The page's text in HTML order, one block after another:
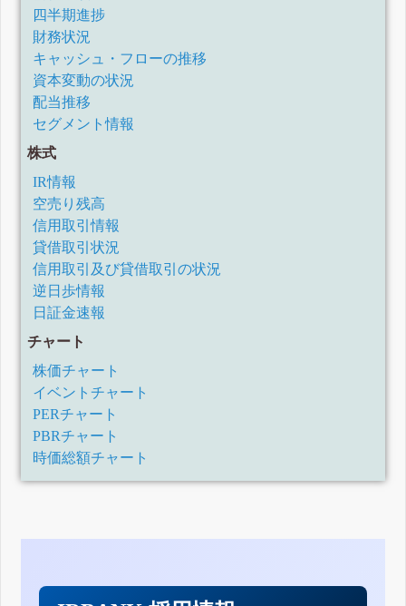
四半期進捗
財務状況
キャッシュ・フローの推移
資本変動の状況
配当推移
セグメント情報
株式
IR情報
空売り残高
信用取引情報
貸借取引状況
信用取引及び貸借取引の状況
逆日歩情報
日証金速報
チャート
株価チャート
イベントチャート
PERチャート
PBRチャート
時価総額チャート